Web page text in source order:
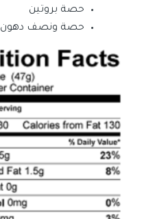
حصة بروتين
حصة ونصف دهون